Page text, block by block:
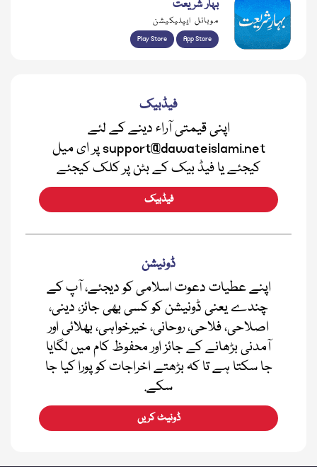
بہار شریعت
موبائل ایپلیکیشن
Play Store App Store
فیڈبیک
اپنی قیمتی آراء دینے کے لئے
support@dawateislami.net پر ای میل
کیجئے یا فیڈ بیک کے بٹن پر کلک کیجئے
فیڈبیک
ڈونیشن
اپنے عطیات دعوت اسلامی کو دیجئے، آپ کے
چندے یعنی ڈونیشن کو کسی بھی جائز، دینی،
اصلاحی، فلاحی، روحانی، خیرخواہی، بھلائی اور
آمدنی بڑھانے کے جائز اور محفوظ کام میں لگایا
جا سکتا ہے تا کہ بڑھتے اخراجات کو پورا کیا جا
سکے.
ڈونیٹ کریں